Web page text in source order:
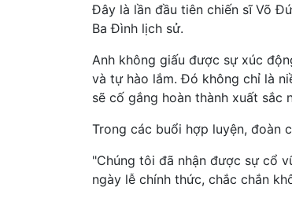
Đây là lần đầu tiên chiến sĩ Võ
Ba Đình lịch sử.
Anh không giấu được sự xúc
và tự hào lắm. Đó không chỉ là
sẽ cố gắng hoàn thành xuất sắc
Trong các buổi hợp luyện, đoàn
"Chúng tôi đã nhận được sự cổ
ngày lễ chính thức, chắc chắn